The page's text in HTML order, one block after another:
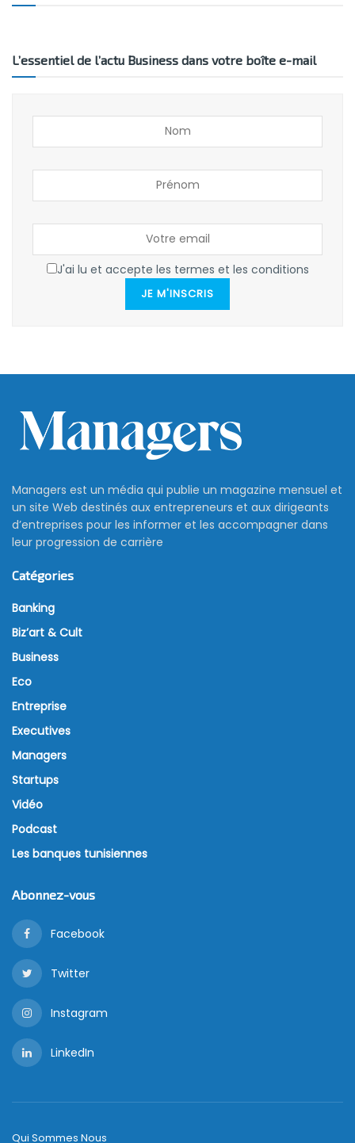
L’essentiel de l’actu Business dans votre boîte e-mail
J'ai lu et accepte les termes et les conditions
JE M'INSCRIS
Managers est un média qui publie un magazine mensuel et
un site Web destinés aux entrepreneurs et aux dirigeants
d’entreprises pour les informer et les accompagner dans
leur progression de carrière
Catégories
Banking
Biz’art & Cult
Business
Eco
Entreprise
Executives
Managers
Startups
Vidéo
Podcast
Les banques tunisiennes
Abonnez-vous
Facebook
Twitter
Instagram
LinkedIn
Qui Sommes Nous